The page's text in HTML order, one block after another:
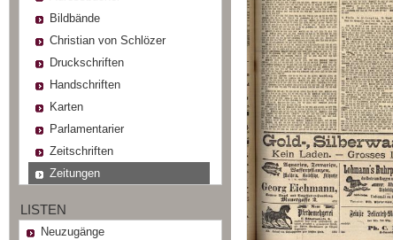
Bildbände
Christian von Schlözer
Druckschriften
Handschriften
Karten
Parlamentarier
Zeitschriften
Zeitungen
LISTEN
Neuzugänge